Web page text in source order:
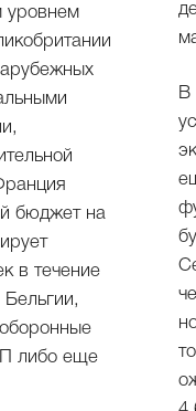
уровнем
бюджет на
в течение
либо еще
В